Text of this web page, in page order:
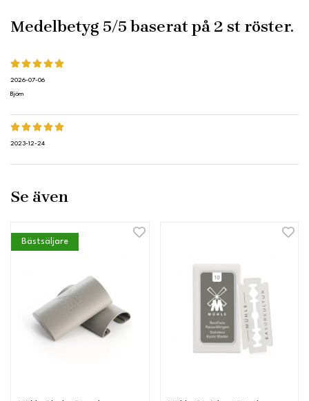
Medelbetyg 5/5 baserat på 2 st röster.
2026-07-06
Björn
2023-12-24
Se även
Bästsäljare